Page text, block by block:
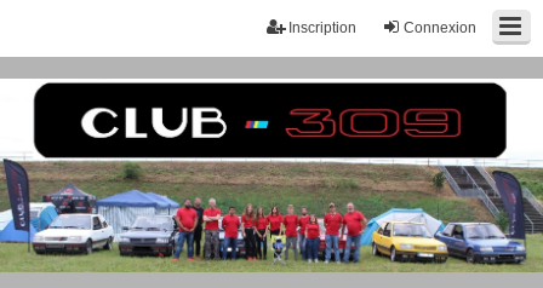
Connexion
Inscription